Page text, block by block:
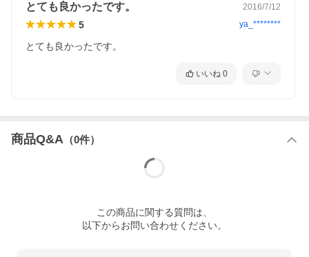
送料・お支払・返品等は、ご利用案内をご覧ください
とても良かったです。 2016/7/12
5 ya_********
とても良かったです。
いいね 0
商品Q&A （0件）
この商品に関する質問は、
以下からお問い合わせください。